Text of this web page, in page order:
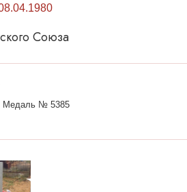
Союза
Медаль № 5385